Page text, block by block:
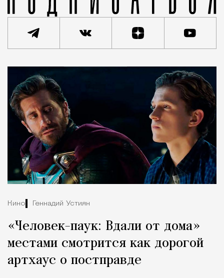
Кино Геннадий Устиян
«Человек-паук: Вдали от дома»
местами смотрится как дорогой
артхаус о постправде